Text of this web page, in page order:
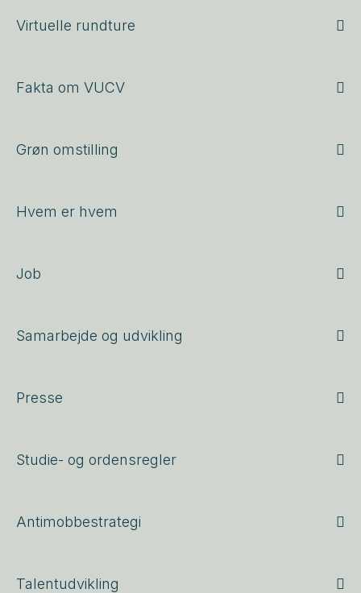
Virtuelle rundture
Fakta om VUCV
Grøn omstilling
Hvem er hvem
Job
Samarbejde og udvikling
Presse
Studie- og ordensregler
Antimobbestrategi
Talentudvikling